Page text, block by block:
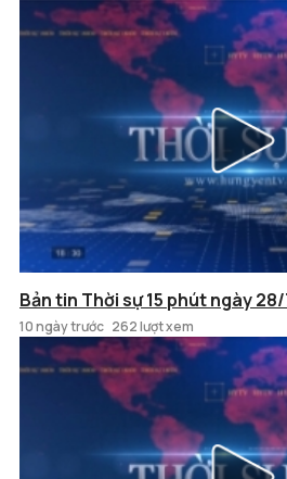
Bản tin Thời sự 15 phút ngày
10 ngày trước 262 lượt xem